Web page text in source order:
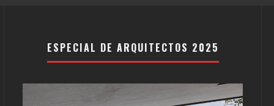
ESPECIAL DE ARQUITECTOS 2025